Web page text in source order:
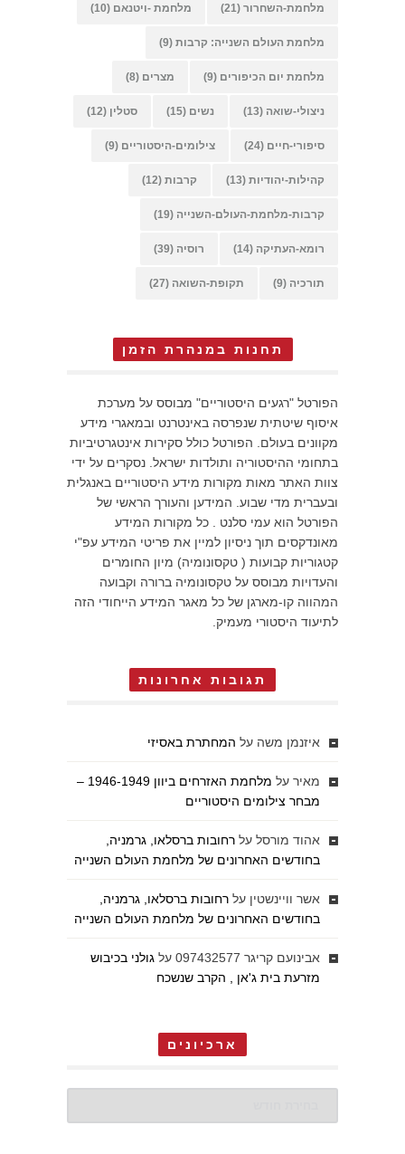
מלחמת-השחרור (21) מלחמת -ויטנאם (10)
מלחמת העולם השנייה: קרבות (9)
מלחמת יום הכיפורים (9) מצרים (8)
ניצולי-שואה (13) נשים (15) סטלין (12)
סיפורי-חיים (24) צילומים-היסטוריים (9)
קהילות-יהודיות (13) קרבות (12)
קרבות-מלחמת-העולם-השנייה (19)
רומא-העתיקה (14) רוסיה (39)
תורכיה (9) תקופת-השואה (27)
תחנות במנהרת הזמן
הפורטל "רגעים היסטוריים" מבוסס על מערכת
איסוף שיטתית שנפרסה באינטרנט ובמאגרי מידע
מקוונים בעולם. הפורטל כולל סקירות אינטגרטיביות
בתחומי ההיסטוריה ותולדות ישראל. נסקרים על ידי
צוות האתר מאות מקורות מידע היסטוריים באנגלית
ובעברית מדי שבוע. המידען והעורך הראשי של
הפורטל הוא עמי סלנט . כל מקורות המידע
מאונדקסים תוך ניסיון למיין את פריטי המידע עפ"י
קטגוריות קבועות ( טקסונומיה) מיון החומרים
והעדויות מבוסס על טקסונומיה ברורה וקבועה
המהווה קו-מארגן של כל מאגר המידע הייחודי הזה
לתיעוד היסטורי מעמיק.
תגובות אחרונות
איזנמן משה על המחתרת באסיזי
מאיר על
מלחמת האזרחים ביוון 1946-1949 –
מבחר צילומים היסטוריים
אהוד מורסל על רחובות ברסלאו, גרמניה,
בחודשים האחרונים של מלחמת העולם השנייה
אשר וויינשטין על רחובות ברסלאו, גרמניה,
בחודשים האחרונים של מלחמת העולם השנייה
אבינועם קריגר 097432577 על גולני בכיבוש
מזרעת בית ג'אן , הקרב שנשכח
ארכיונים